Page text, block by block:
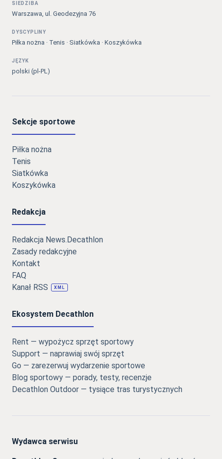
SIEDZIBA
Warszawa, ul. Geodezyjna 76
DYSCYPLINY
Piłka nożna · Tenis · Siatkówka · Koszykówka
JĘZYK
polski (pl-PL)
Sekcje sportowe
Piłka nożna
Tenis
Siatkówka
Koszykówka
Redakcja
Redakcja News.Decathlon
Zasady redakcyjne
Kontakt
FAQ
Kanał RSS
XML
Ekosystem Decathlon
Rent — wypożycz sprzęt sportowy
Support — naprawiaj swój sprzęt
Go — zarezerwuj wydarzenie sportowe
Blog sportowy — porady, testy, recenzje
Decathlon Outdoor — tysiące tras turystycznych
Wydawca serwisu